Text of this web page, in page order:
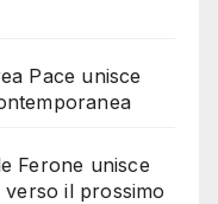
Pace unisce
Ferone unisce
il prossimo